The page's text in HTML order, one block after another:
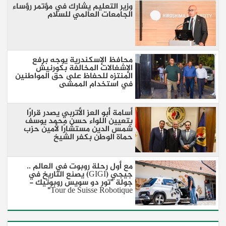
وزير التعليم يشارك في مؤتمر رؤساء
الجامعات العالمي للسلام
محافظ الإسكندرية يوجه برفع
الإشغالات المخالفة بكورنيش
المنتزه للحفاظ على حق المواطنين
في استخدام الممشى
أسامة أبو العز الأتربي يصدر قرارًا
بتعيين اللواء حسن محمد يوسف
شمس الدين مستشارًا لأمين حزب
حماة الوطن بكفر الشيخ
مع أول رحلة روبوت في العالم ..
جيجي (GIGI) يصنع التاريخ في
جولة "تور دو سويس روبوتيك -
Tour de Suisse Robotique"